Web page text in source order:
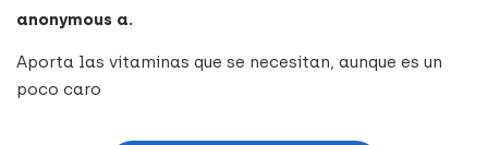
anonymous a.
Aporta las vitaminas que se necesitan, aunque es un
poco caro